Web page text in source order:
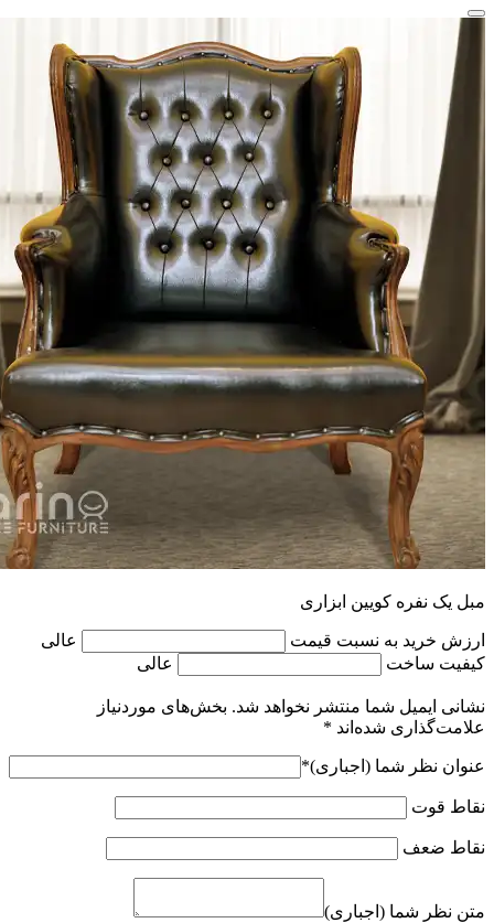
مبل یک نفره کویین ابزاری
ارزش خرید به نسبت قیمت
عالی
کیفیت ساخت
عالی
نشانی ایمیل شما منتشر نخواهد شد. بخش‌های موردنیاز
علامت‌گذاری شده‌اند *
عنوان نظر شما (اجباری)*
نقاط قوت
نقاط ضعف
متن نظر شما (اجباری)